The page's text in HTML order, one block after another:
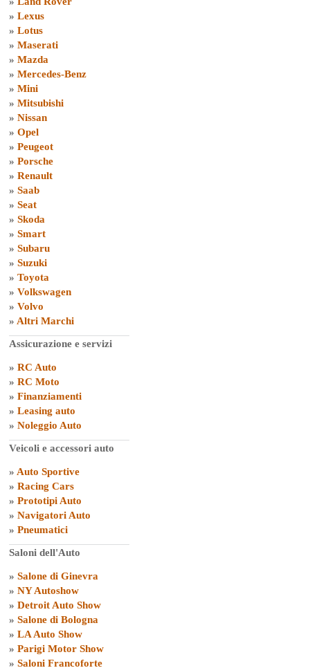
» Lexus
» Lotus
» Maserati
» Mazda
» Mercedes-Benz
» Mini
» Mitsubishi
» Nissan
» Opel
» Peugeot
» Porsche
» Renault
» Saab
» Seat
» Skoda
» Smart
» Subaru
» Suzuki
» Toyota
» Volkswagen
» Volvo
» Altri Marchi
Assicurazione e servizi
» RC Auto
» RC Moto
» Finanziamenti
» Leasing auto
» Noleggio Auto
Veicoli e accessori auto
» Auto Sportive
» Racing Cars
» Prototipi Auto
» Navigatori Auto
» Pneumatici
Saloni dell'Auto
» Salone di Ginevra
» NY Autoshow
» Detroit Auto Show
» Salone di Bologna
» LA Auto Show
» Parigi Motor Show
» Saloni Francoforte